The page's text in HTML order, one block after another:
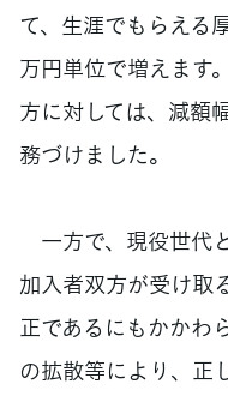
て、生涯でもらえる
万円単位で増えます
方に対しては、減額
務づけました。
一方で、現役世代
加入者双方が受け取
正であるにもかかわ
の拡散等により、正